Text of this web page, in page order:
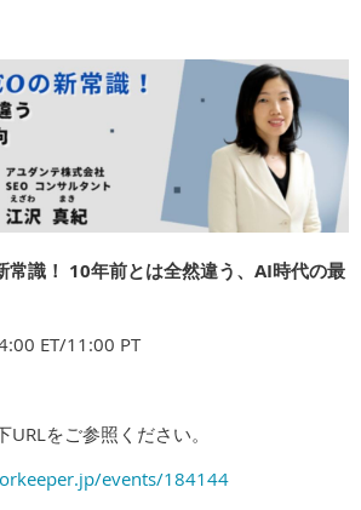
常識！ 10年前とは全然違う、AI時代の最
ET/11:00 PT
をご参照ください。
events/184144